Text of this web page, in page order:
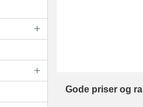
Gode priser og